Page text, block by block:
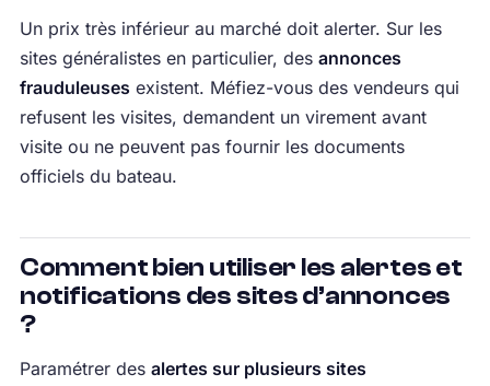
Un prix très inférieur au marché doit alerter. Sur les
sites généralistes en particulier, des annonces
frauduleuses existent. Méfiez-vous des vendeurs qui
refusent les visites, demandent un virement avant
visite ou ne peuvent pas fournir les documents
officiels du bateau.
Comment bien utiliser les alertes et
notifications des sites d’annonces
?
Paramétrer des alertes sur plusieurs sites